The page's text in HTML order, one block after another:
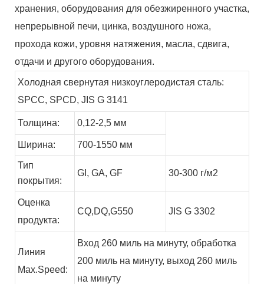
хранения, оборудования для обезжиренного участка,
непрерывной печи, цинка, воздушного ножа,
прохода кожи, уровня натяжения, масла, сдвига,
отдачи и другого оборудования.
Холодная свернутая низкоуглеродистая сталь:
SPCC, SPCD, JIS G 3141
Толщина: 0,12-2,5 мм
Ширина: 700-1550 мм
Тип
покрытия:
GI, GA, GF 30-300 г/м2
Оценка
продукта:
CQ,DQ,G550 JIS G 3302
Линия
Max.Speed:
Вход 260 миль на минуту, обработка
200 миль на минуту, выход 260 миль
на минуту